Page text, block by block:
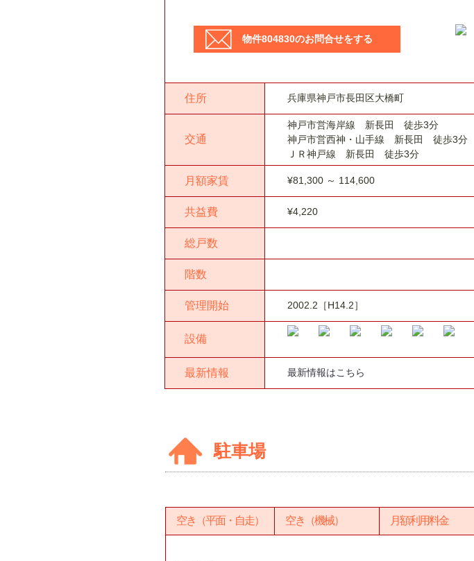
物件804830のお問合せをする
住所 兵庫県神戸市長田区大橋町
交通
神戸市営海岸線 新長田 徒歩3分
神戸市営西神・山手線 新長田 徒歩3分
ＪＲ神戸線 新長田 徒歩3分
月額家賃 ¥81,300 ～ 114,600
共益費 ¥4,220
総戸数
階数
管理開始 2002.2［H14.2］
設備
最新情報 最新情報はこちら
駐車場
空き（平面・自走） 空き（機械） 月額利用料金